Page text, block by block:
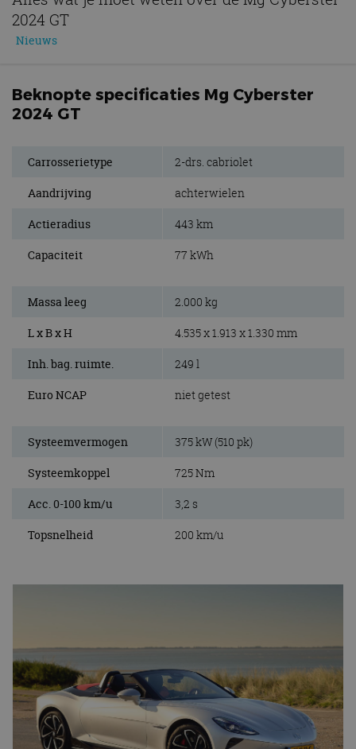
Nieuws
2024 GT
Beknopte specificaties Mg Cyberster
2024 GT
Carrosserietype 2-drs. cabriolet
Aandrijving achterwielen
Actieradius 443 km
Capaciteit 77 kWh
Massa leeg 2.000 kg
L x B x H 4.535 x 1.913 x 1.330 mm
Inh. bag. ruimte. 249 l
Euro NCAP niet getest
Systeemvermogen 375 kW (510 pk)
Systeemkoppel 725 Nm
Acc. 0-100 km/u 3,2 s
Topsnelheid 200 km/u